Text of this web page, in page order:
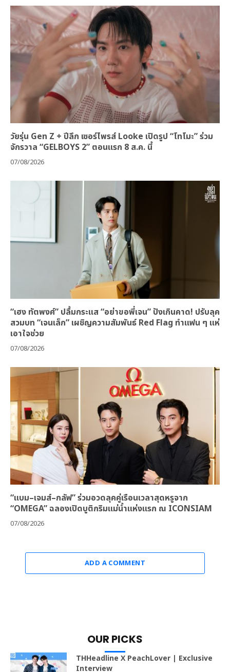
วัยรุ่น Gen Z + ปีลึก เซอร์ไพรส์ Looke เปิดรูป “โทโมะ” ร่วม
จักรวาล “GELBOYS 2” ตอนแรก 8 ส.ค. นี้
07/08/2026
“เฮง ทัตพงศ์” ปลื้มกระแส “อย่าขอพี่เจน” ปังเกินคาด! ปรับลุค
สวมบท “เจนเล็ก” เผชิญความสัมพันธ์ Red Flag ทำแฟน ๆ แห่
เอาใจช่วย
07/08/2026
“แบม–เจมส์–กลัฟ” ร่วมอวดลุคคู่เรือนเวลาสุดหรูจาก
“OMEGA” ฉลองเปิดบูติกริมแม่น้ำแห่งแรก ณ ICONSIAM
07/08/2026
ADD A COMMENT
OUR PICKS
THHeadline X PeachLover | Exclusive
Interview